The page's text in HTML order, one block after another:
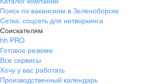
Поиск по вакансиям в Зеленоборске
Сетка: соцсеть для нетворкинга
Соискателям
hh PRO
Готовое резюме
Все сервисы
Хочу у вас работать
Производственный календарь